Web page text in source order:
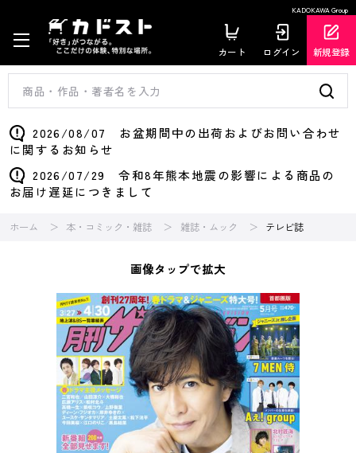
KADOKAWA Group
カート ログイン 新規登録
2026/08/07 お盆期間中の出荷およびお問い合わせ
に関するお知らせ
2026/07/29 令和8年熊本地震の影響による商品の
お届け遅延につきまして
ホーム 本・コミック・雑誌 雑誌・ムック テレビ誌
画像タップで拡大